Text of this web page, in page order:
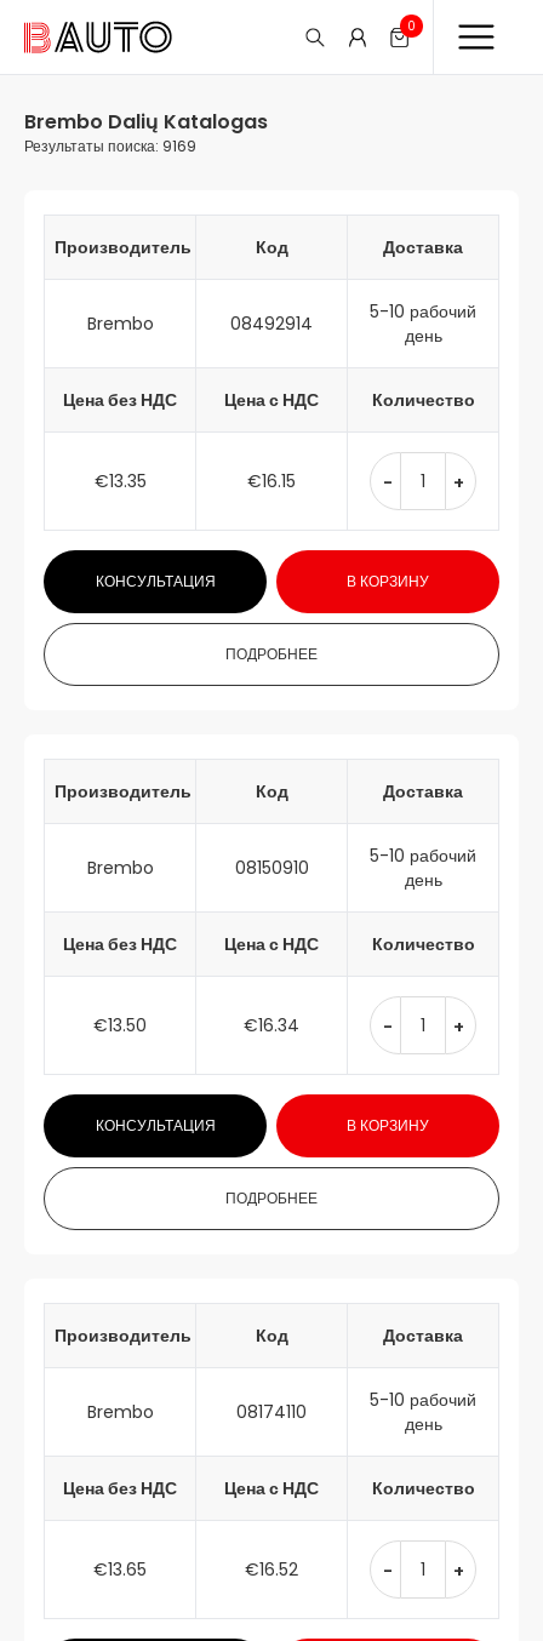
0
Brembo Dalių Katalogas
Результаты поиска: 9169
Производитель Код Доставка
Brembo 08492914
5-10 рабочий
день
Цена без НДС Цена с НДС Количество
€13.35 €16.15 - +
КОНСУЛЬТАЦИЯ В КОРЗИНУ
ПОДРОБНЕЕ
Производитель Код Доставка
Brembo 08150910
5-10 рабочий
день
Цена без НДС Цена с НДС Количество
€13.50 €16.34 - +
КОНСУЛЬТАЦИЯ В КОРЗИНУ
ПОДРОБНЕЕ
Производитель Код Доставка
Brembo 08174110
5-10 рабочий
день
Цена без НДС Цена с НДС Количество
€13.65 €16.52 - +